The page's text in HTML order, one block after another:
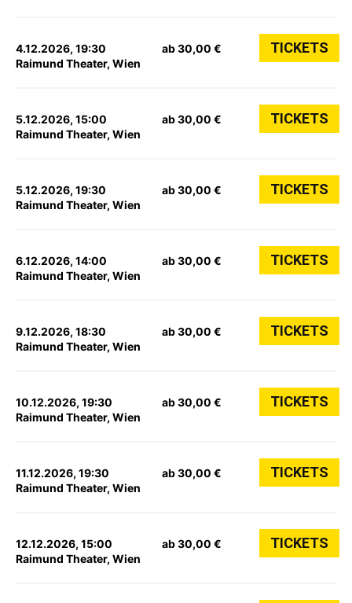
4.12.2026, 19:30
Raimund Theater, Wien
ab 30,00 € TICKETS
5.12.2026, 15:00
Raimund Theater, Wien
ab 30,00 € TICKETS
5.12.2026, 19:30
Raimund Theater, Wien
ab 30,00 € TICKETS
6.12.2026, 14:00
Raimund Theater, Wien
ab 30,00 € TICKETS
9.12.2026, 18:30
Raimund Theater, Wien
ab 30,00 € TICKETS
10.12.2026, 19:30
Raimund Theater, Wien
ab 30,00 € TICKETS
11.12.2026, 19:30
Raimund Theater, Wien
ab 30,00 € TICKETS
12.12.2026, 15:00
Raimund Theater, Wien
ab 30,00 € TICKETS